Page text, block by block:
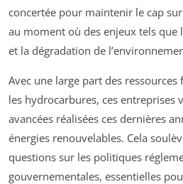
concertée pour maintenir le cap
au moment où des enjeux tels que
et la dégradation de
Avec une large part des
les hydrocarbures, ces entreprises
avancées réalisées ces dernières
énergies renouvelables. Cela
questions sur les politiques
gouvernementales, essentielles